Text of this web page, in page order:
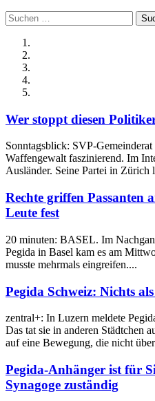
Suchen
nach:
Wer stoppt diesen
Sonntagsblick: SVP-
Waffengewalt faszinierend. Im
Ausländer. Seine Partei in Zürich
Rechte griffen Passanten
Leute fest
20 minuten: BASEL. Im
Pegida in Basel kam es am
musste mehrmals eingreifen....
Pegida Schweiz: Nichts
zentral+: In Luzern meldete
Das tat sie in anderen Städtchen
auf eine Bewegung, die nicht
Pegida-Anhänger ist für
Synagoge zuständig